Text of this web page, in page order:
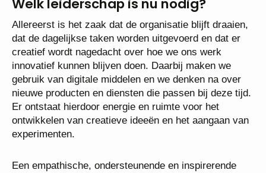
Welk leiderschap is nu nodig?
Allereerst is het zaak dat de organisatie blijft draaien,
dat de dagelijkse taken worden uitgevoerd en dat er
creatief wordt nagedacht over hoe we ons werk
innovatief kunnen blijven doen. Daarbij maken we
gebruik van digitale middelen en we denken na over
nieuwe producten en diensten die passen bij deze tijd.
Er ontstaat hierdoor energie en ruimte voor het
ontwikkelen van creatieve ideeën en het aangaan van
experimenten.
Een empathische, ondersteunende en inspirerende